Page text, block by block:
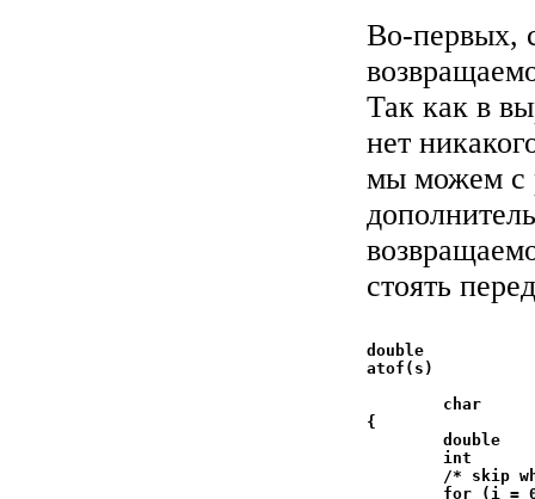
Во-первых,
Так как в
нет
мы можем с
стоять
double
atof(s)				/* convert string s tо
{
	double          val, power;
	int             i, sign;